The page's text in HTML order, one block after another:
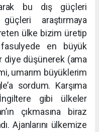
bu dış güçleri
araştırmaya
ülke bizim üretip
en büyük
diye düşünerek (ama
umarım büyüklerim
sordum. Karşıma
gibi ülkeler
çıkmasına biraz
Ajanlarını ülkemize